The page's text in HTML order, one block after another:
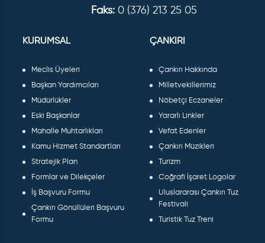
Faks: 0 (376) 213 25 05
KURUMSAL
Meclis Üyeleri
Başkan Yardımcıları
Müdürlükler
Eski Başkanlar
Mahalle Muhtarlıkları
Kamu Hizmet Standartları
Stratejik Plan
Formlar ve Dilekçeler
İş Başvuru Formu
Çankırı Gönüllüleri Başvuru
Formu
ÇANKIRI
Çankırı Hakkında
Milletvekillerimiz
Nöbetçi Eczaneler
Yararlı Linkler
Vefat Edenler
Çankırı Müzikleri
Turizm
Coğrafi İşaret Logolar
Uluslararası Çankırı Tuz
Festivali
Turistik Tuz Treni